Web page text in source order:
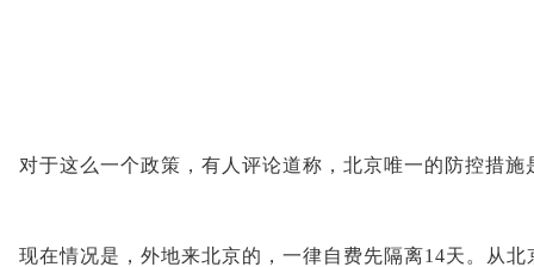
对于这么一个政策，有人评论道称，北京唯一的防控措施
现在情况是，外地来北京的，一律自费先隔离14天。从